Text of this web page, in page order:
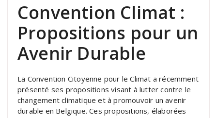
Convention Climat :
Propositions pour un
Avenir Durable
La Convention Citoyenne pour le Climat a récemment
présenté ses propositions visant à lutter contre le
changement climatique et à promouvoir un avenir
durable en Belgique. Ces propositions, élaborées